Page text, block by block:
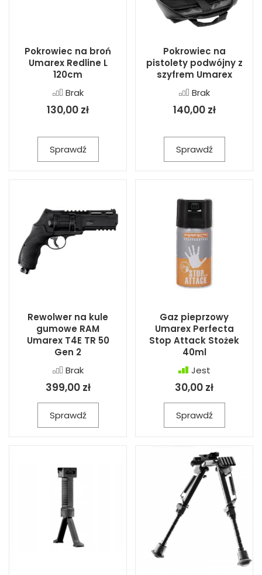
Pokrowiec na broń
Umarex Redline L
120cm
Brak
130,00 zł
Sprawdź
Pokrowiec na
pistolety podwójny z
szyfrem Umarex
Brak
140,00 zł
Sprawdź
Rewolwer na kule
gumowe RAM
Umarex T4E TR 50
Gen 2
Brak
399,00 zł
Sprawdź
Gaz pieprzowy
Umarex Perfecta
Stop Attack Stożek
40ml
Jest
30,00 zł
Sprawdź